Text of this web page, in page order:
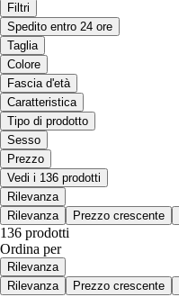
Filtri
Spedito entro 24 ore
Taglia
Colore
Fascia d'età
Caratteristica
Tipo di prodotto
Sesso
Prezzo
Vedi i 136 prodotti
Rilevanza
Rilevanza
Prezzo crescente
136 prodotti
Ordina per
Rilevanza
Rilevanza
Prezzo crescente